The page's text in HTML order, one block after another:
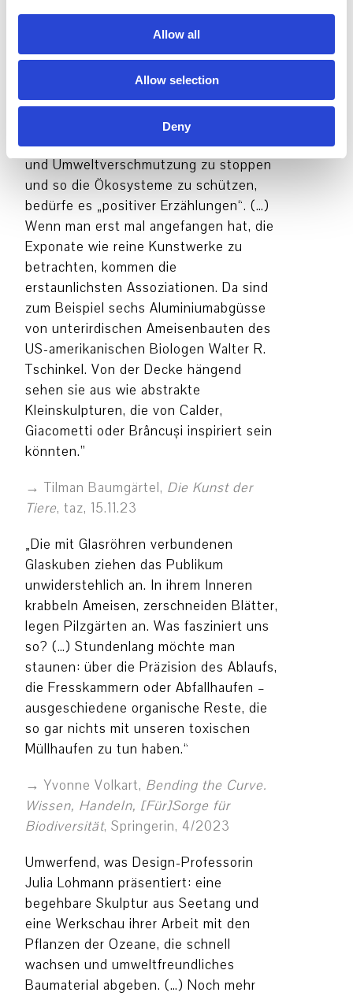
Allow all
Allow selection
Deny
effekthascherische – „Bio Art“. Die
Ausstellung präsentiert bedacht
ausgewählte Exponate aus
Naturwissenschaft und bildender Kunst
unter einer prägnanten These: Um
Klimawandel, Verlust von Biodiversität
und Umweltverschmutzung zu stoppen
und so die Ökosysteme zu schützen,
bedürfe es „positiver Erzählungen“. (…)
Wenn man erst mal angefangen hat, die
Exponate wie reine Kunstwerke zu
betrachten, kommen die
erstaunlichsten Assoziationen. Da sind
zum Beispiel sechs Aluminiumabgüsse
von unterirdischen Ameisenbauten des
US-amerikanischen Biologen Walter R.
Tschinkel. Von der Decke hängend
sehen sie aus wie abstrakte
Kleinskulpturen, die von Calder,
Giacometti oder Brâncuși inspiriert sein
könnten.”
Tilman Baumgärtel, Die Kunst der
Tiere, taz, 15.11.23
„Die mit Glasröhren verbundenen
Glaskuben ziehen das Publikum
unwiderstehlich an. In ihrem Inneren
krabbeln Ameisen, zerschneiden Blätter,
legen Pilzgärten an. Was fasziniert uns
so? (…) Stundenlang möchte man
staunen: über die Präzision des Ablaufs,
die Fresskammern oder Abfallhaufen –
ausgeschiedene organische Reste, die
so gar nichts mit unseren toxischen
Müllhaufen zu tun haben.“
Yvonne Volkart, Bending the Curve.
Wissen, Handeln, [Für]Sorge für
Biodiversität, Springerin, 4/2023
Umwerfend, was Design-Professorin
Julia Lohmann präsentiert: eine
begehbare Skulptur aus Seetang und
eine Werkschau ihrer Arbeit mit den
Pflanzen der Ozeane, die schnell
wachsen und umweltfreundliches
Baumaterial abgeben. (…) Noch mehr